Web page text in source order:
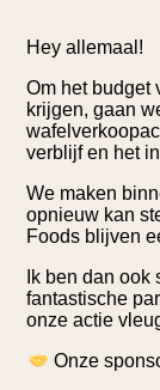
Hey allemaal!
Om het budget
krijgen, gaan
verblijf en het
We maken
opnieuw kan
Foods blijven
Ik ben dan
fantastische
onze actie
Onze